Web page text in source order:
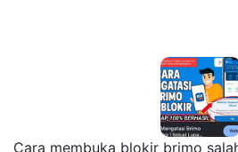
Cara membuka blokir brimo